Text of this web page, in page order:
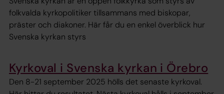
folkvalda kyrkopolitiker tillsammans med biskopar,
präster och diakoner. Här får du en enkel överblick hur
Svenska kyrkan styrs
Kyrkoval i Svenska kyrkan i Örebro
Den 8-21 september 2025 hölls det senaste kyrkoval.